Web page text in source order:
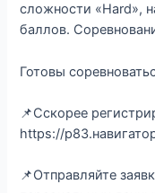
сложности «Hard»,
баллов.
Готовы
📌Сскорее
https://
📌Отправляйте